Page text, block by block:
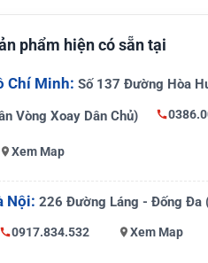
bị tương thích VX-451,
điểm nổi bật
dụng
Công
vận tải
phẩm hiện có sẵn tại
Chí Minh: Số 137 Đường Hòa
Vòng Xoay Dân Chủ)
Xem Map
Nội: 226 Đường Láng - Đống Đa
0917.834.532 Xem Map